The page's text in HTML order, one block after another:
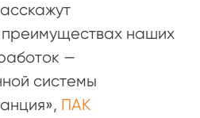
преимуществах наших
—
системы
ПАК